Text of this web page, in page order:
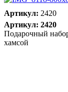
Артикул: 2420
Артикул: 2420
Подарочный
хамсой